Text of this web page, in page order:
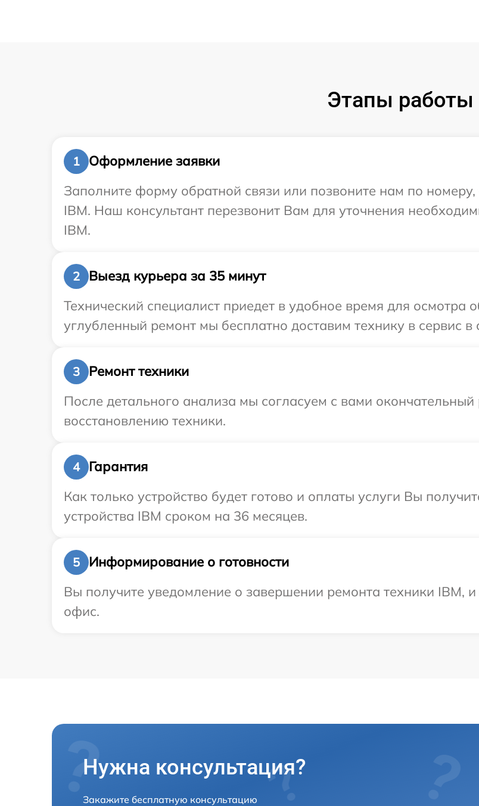
Этапы работы
1
Оформление заявки
Заполните форму обратной связи или позвоните нам по
IBM. Наш консультант перезвонит Вам для уточнения
IBM.
2
Выезд курьера за 35 минут
Технический специалист приедет в удобное время для осмотра
углубленный ремонт мы бесплатно доставим технику в сервис в
3
Ремонт техники
После детального анализа мы согласуем с вами
восстановлению техники.
4
Гарантия
Как только устройство будет готово и оплаты услуги Вы
устройства IBM сроком на 36 месяцев.
5
Информирование о готовности
Вы получите уведомление о завершении ремонта техники IBM,
офис.
Нужна консультация?
Закажите бесплатную консультацию